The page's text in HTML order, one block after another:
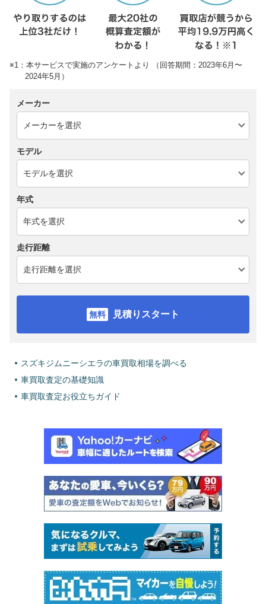
※1：本サービスで実施のアンケートより （回答期間：2023年6月〜
2024年5月）
メーカー
モデル
年式
走行距離
見積りスタート
スズキジムニーシエラの車買取相場を調べる
車買取査定の基礎知識
車買取査定お役立ちガイド